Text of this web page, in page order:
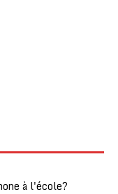
à l'école?